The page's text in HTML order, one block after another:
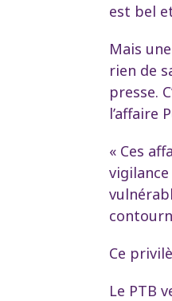
est bel
Mais
rien de
presse.
l’affaire
« Ces
Ce
Le PTB